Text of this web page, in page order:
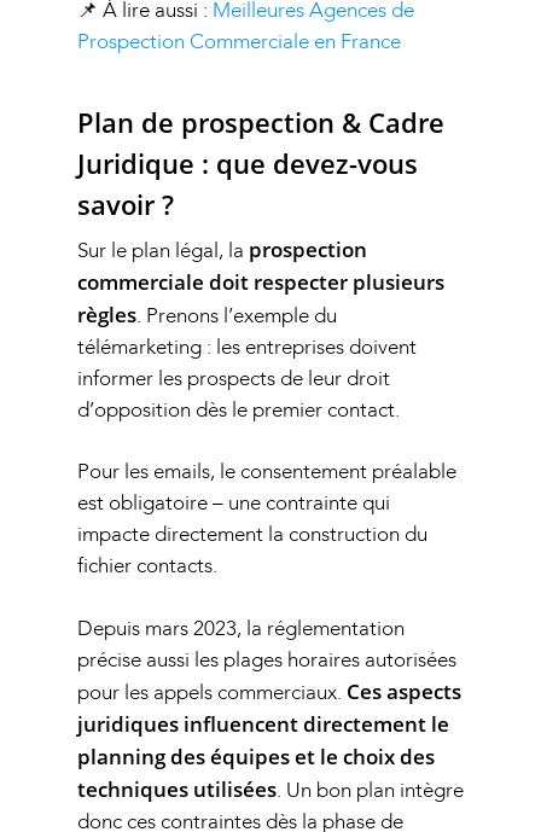
📌 À lire aussi : Meilleures Agences de
Prospection Commerciale en France
Plan de prospection & Cadre
Juridique : que devez-vous
savoir ?
Sur le plan légal, la prospection
commerciale doit respecter plusieurs
règles. Prenons l’exemple du
télémarketing : les entreprises doivent
informer les prospects de leur droit
d’opposition dès le premier contact.
Pour les emails, le consentement préalable
est obligatoire – une contrainte qui
impacte directement la construction du
fichier contacts.
Depuis mars 2023, la réglementation
précise aussi les plages horaires autorisées
pour les appels commerciaux. Ces aspects
juridiques influencent directement le
planning des équipes et le choix des
techniques utilisées. Un bon plan intègre
donc ces contraintes dès la phase de